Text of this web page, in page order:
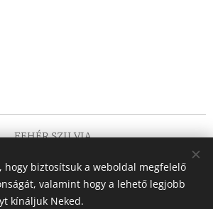
FEHÉR SZILVIA
Cookies
hogy biztosítsuk a weboldal megfelelő
valamint hogy a lehető legjobb
kínáljuk Neked.